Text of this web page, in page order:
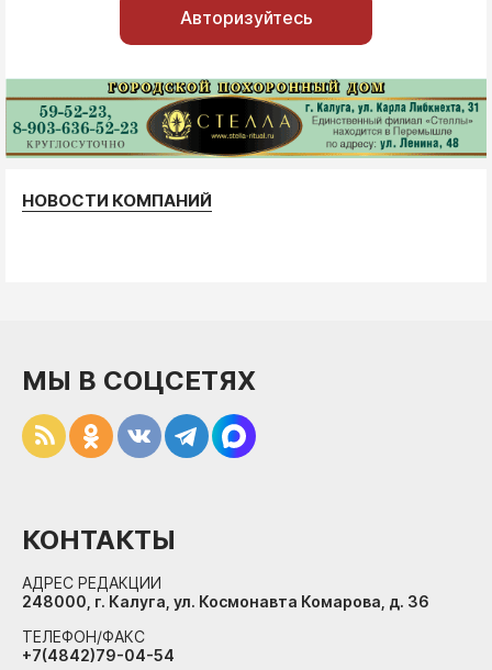
Авторизуйтесь
НОВОСТИ КОМПАНИЙ
МЫ В СОЦСЕТЯХ
КОНТАКТЫ
АДРЕС РЕДАКЦИИ
248000, г. Калуга, ул. Космонавта Комарова, д. 36
ТЕЛЕФОН/ФАКС
+7(4842)79-04-54